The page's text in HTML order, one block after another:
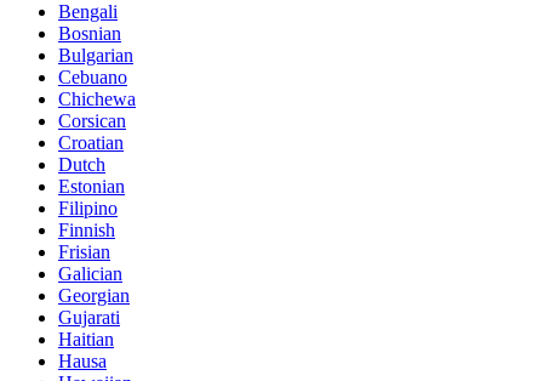
Bengali
Bosnian
Bulgarian
Cebuano
Chichewa
Corsican
Croatian
Dutch
Estonian
Filipino
Finnish
Frisian
Galician
Georgian
Gujarati
Haitian
Hausa